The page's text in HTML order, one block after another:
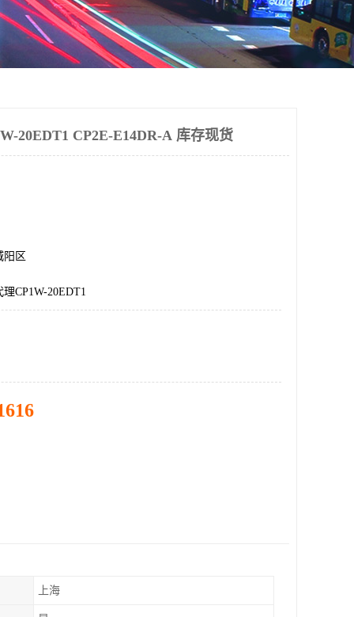
20EDT1 CP2E-E14DR-A 库存现货
阳区
CP1W-20EDT1
上海